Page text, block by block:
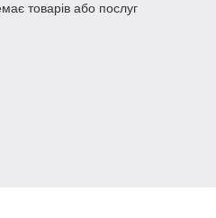
товарів або послуг